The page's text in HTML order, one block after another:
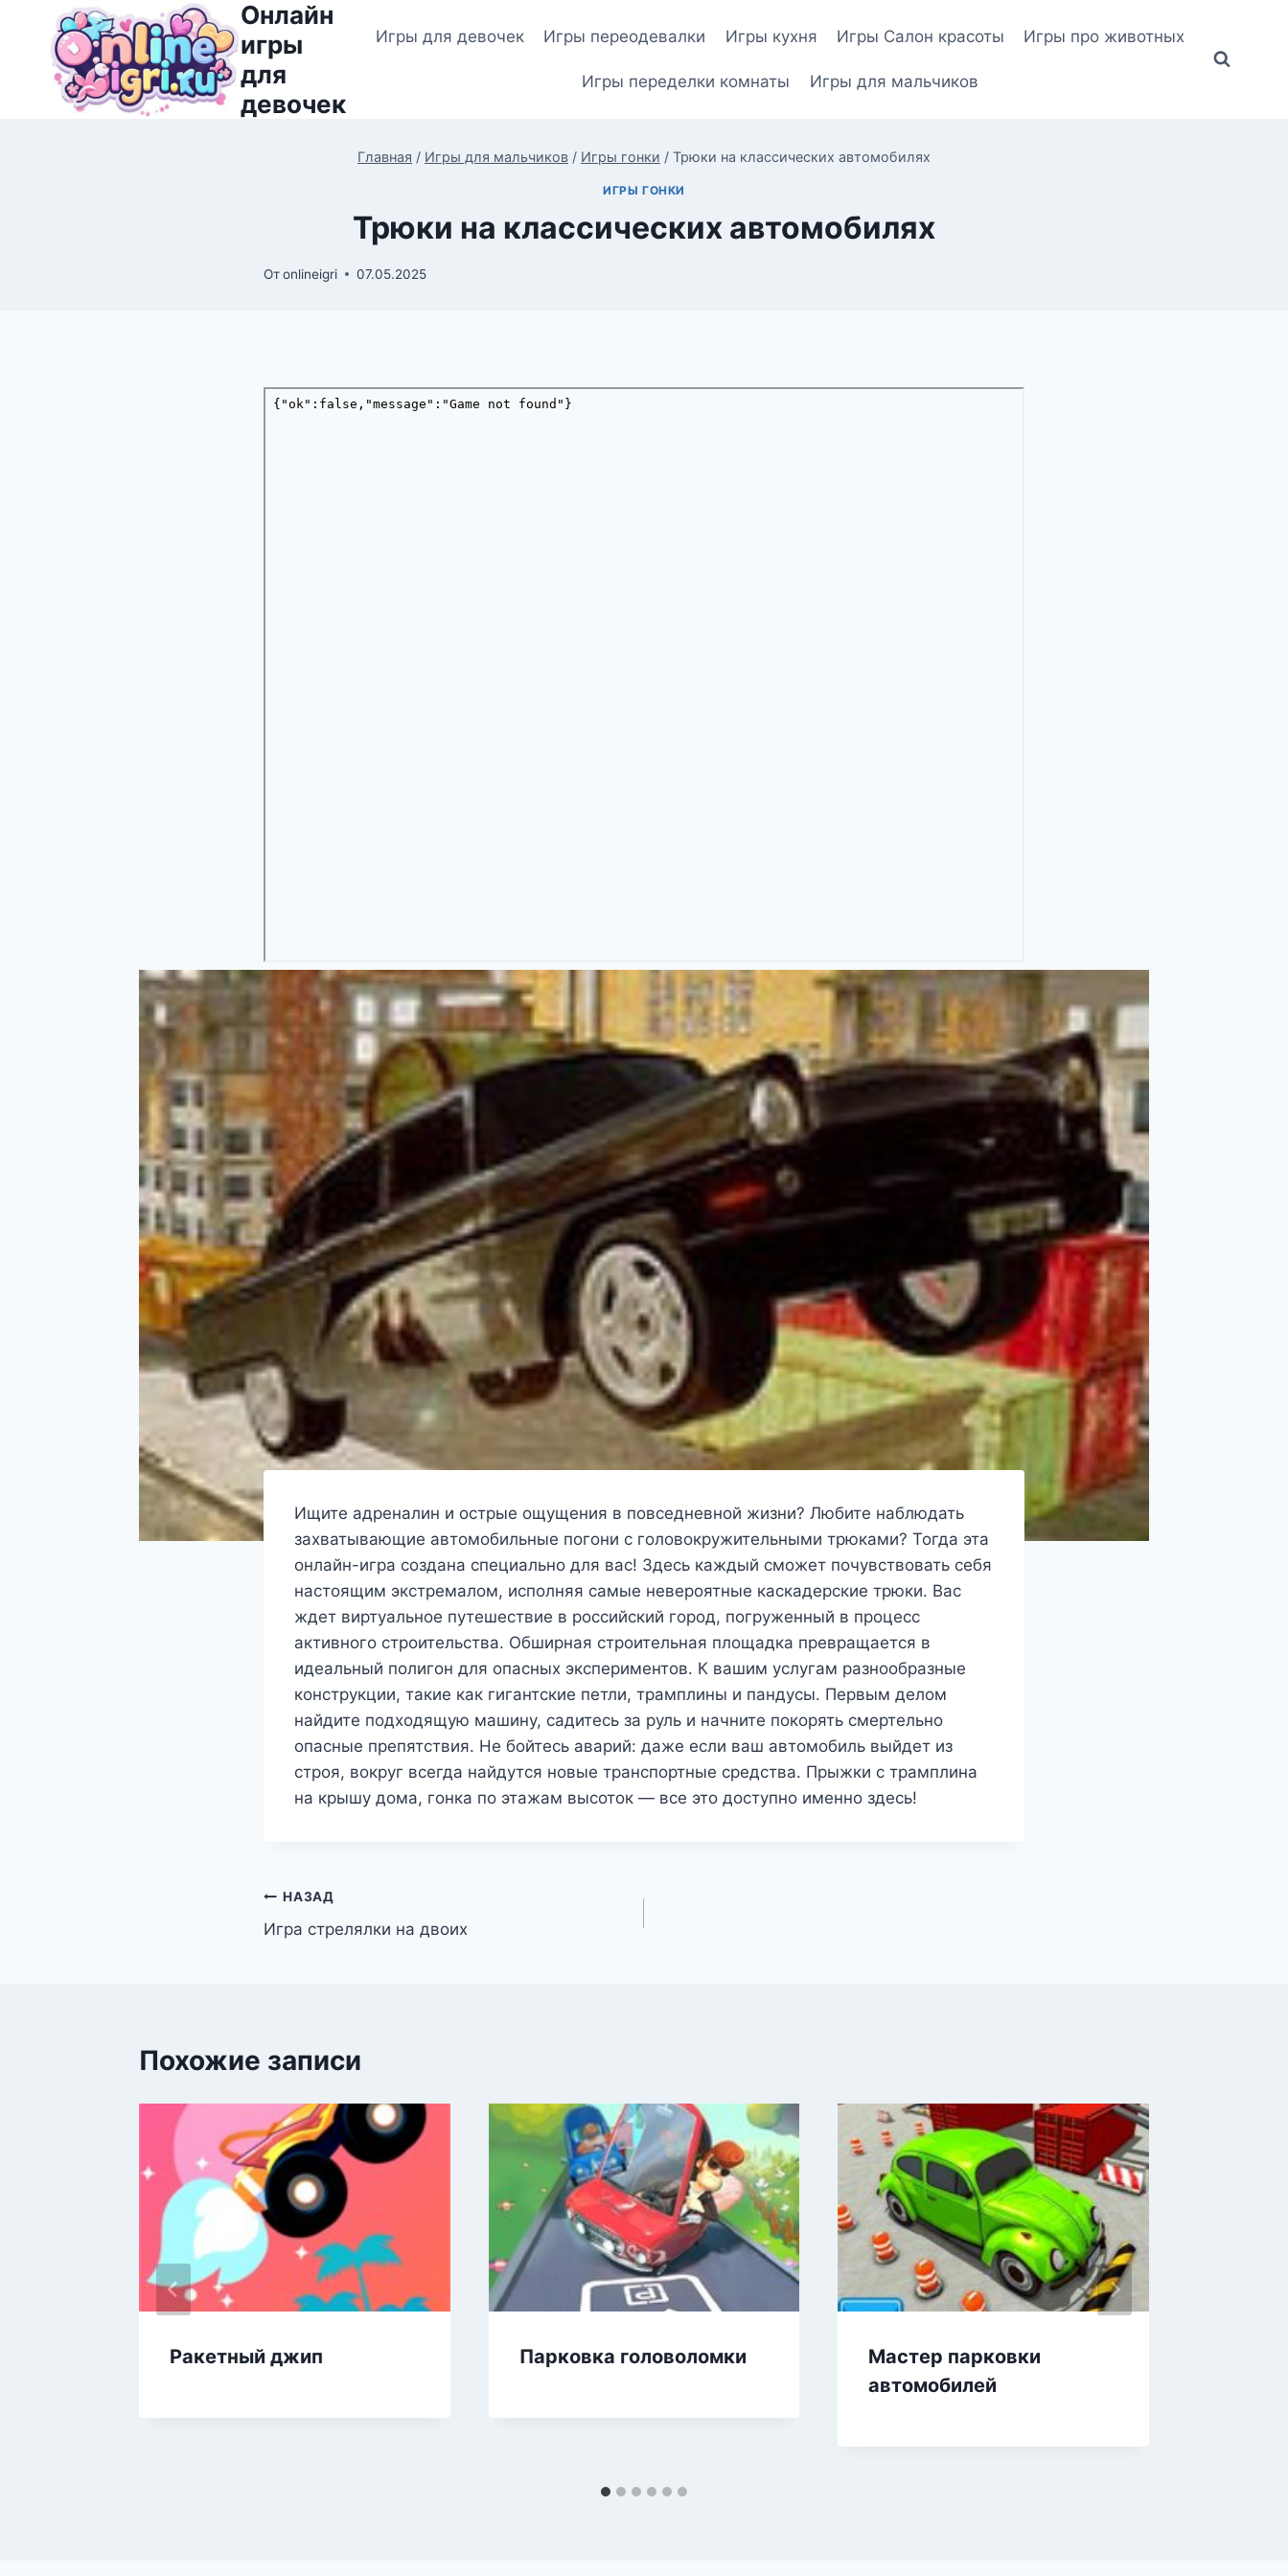
Перейти
содержимому
Онлайн
игры
для
девочек
Игры для девочек Игры переодевалки Игры кухня Игры Салон красоты Игры про животных
Игры переделки комнаты Игры для мальчиков
Главная / Игры для мальчиков / Игры гонки / Трюки на классических автомобилях
ИГРЫ ГОНКИ
Трюки на классических автомобилях
Отonlineigri 07.05.2025
Ищите адреналин и острые ощущения в повседневной жизни? Любите наблюдать
захватывающие автомобильные погони с головокружительными трюками? Тогда эта
онлайн-игра создана специально для вас! Здесь каждый сможет почувствовать себя
настоящим экстремалом, исполняя самые невероятные каскадерские трюки. Вас
ждет виртуальное путешествие в российский город, погруженный в процесс
активного строительства. Обширная строительная площадка превращается в
идеальный полигон для опасных экспериментов. К вашим услугам разнообразные
конструкции, такие как гигантские петли, трамплины и пандусы. Первым делом
найдите подходящую машину, садитесь за руль и начните покорять смертельно
опасные препятствия. Не бойтесь аварий: даже если ваш автомобиль выйдет из
строя, вокруг всегда найдутся новые транспортные средства. Прыжки с трамплина
на крышу дома, гонка по этажам высоток — все это доступно именно здесь!
Навигация
по
НАЗАД
Игра стрелялки на двоих
Похожие записи
Ракетный джип Парковка головоломки
Мастер парковки
автомобилей